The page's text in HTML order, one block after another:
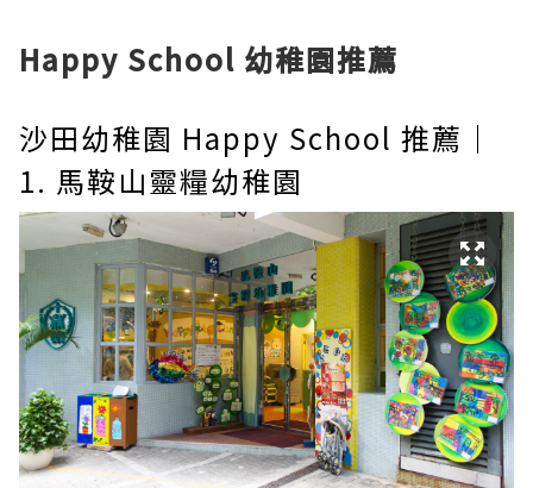
Happy School 幼稚園推薦
沙田幼稚園 Happy School 推薦｜
1. 馬鞍山靈糧幼稚園